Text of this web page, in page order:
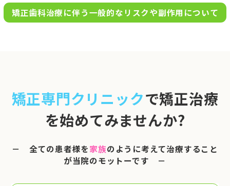
完全
0120-695-578
※日曜は不定期で診療してい
ます
矯正歯科治療に伴う一般的なリスクや副作用について
矯正専門クリニックで矯正治療
を始めてみませんか?
－ 全ての患者様を家族のように考えて治療すること
が当院のモットーです －